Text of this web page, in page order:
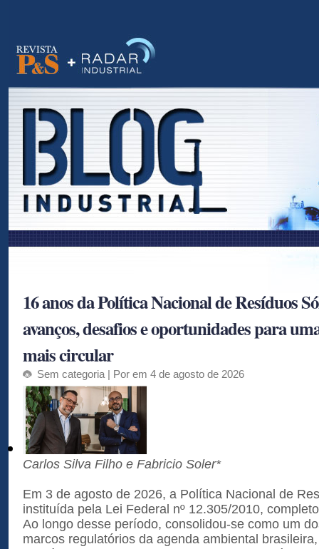
16 anos da Política Nacional de Resíduos
avanços, desafios e oportunidades para
mais circular
Sem categoria | Por em 4 de agosto de 2026
Carlos Silva Filho e Fabricio Soler*
Em 3 de agosto de 2026, a Política Nacional de
instituída pela Lei Federal nº 12.305/2010,
Ao longo desse período, consolidou-se como um
marcos regulatórios da agenda ambiental